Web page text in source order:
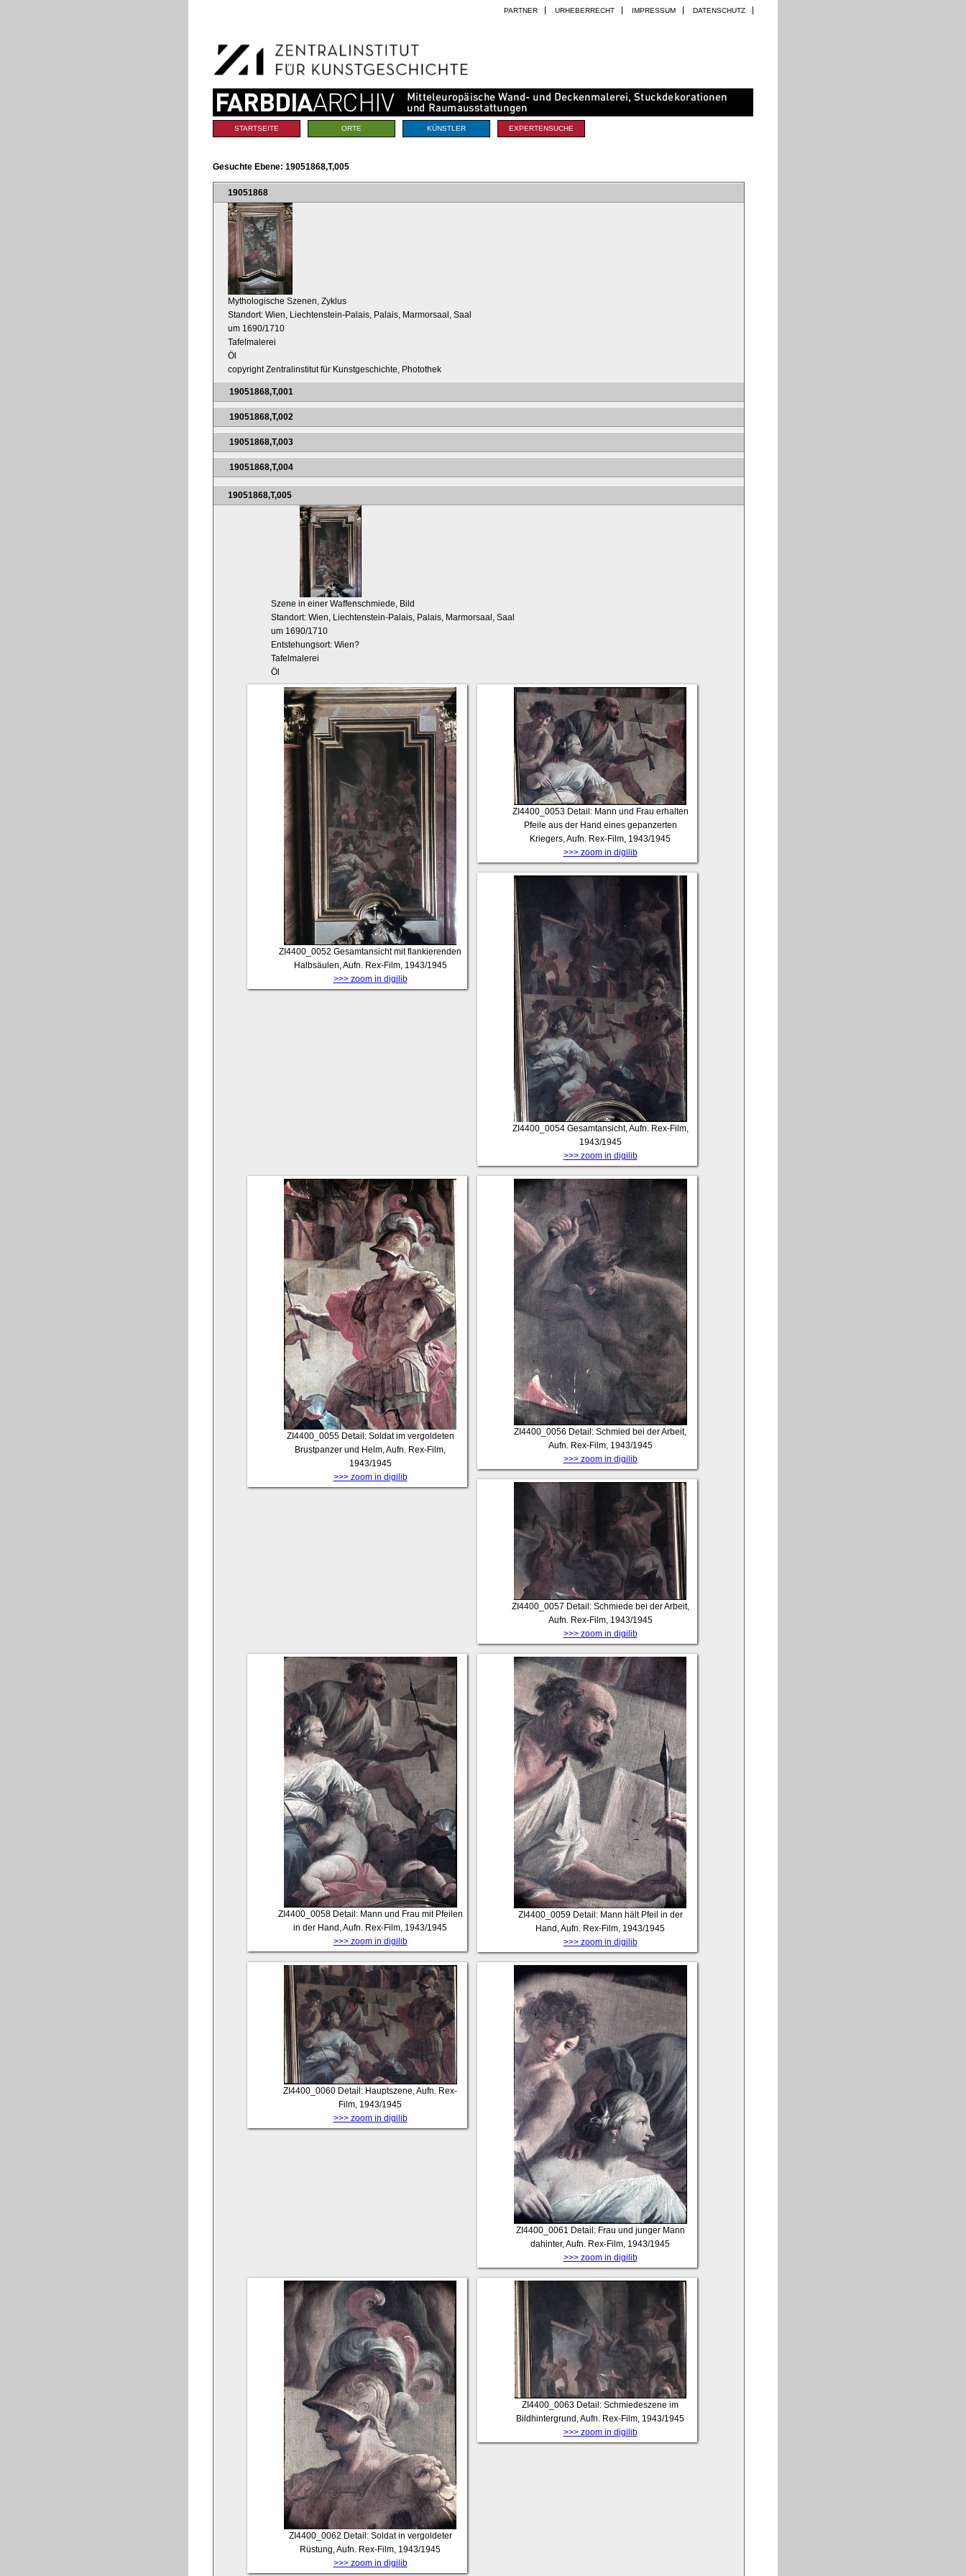
Navigation
PARTNER URHEBERRECHT IMPRESSUM DATENSCHUTZ
Sektionen
STARTSEITE ORTE KÜNSTLER EXPERTENSUCHE
Gesuchte Ebene: 19051868,T,005
19051868
Mythologische Szenen, Zyklus
Standort: Wien, Liechtenstein-Palais, Palais, Marmorsaal, Saal
um 1690/1710
Tafelmalerei
Öl
copyright Zentralinstitut für Kunstgeschichte, Photothek
19051868,T,001
19051868,T,002
19051868,T,003
19051868,T,004
19051868,T,005
Szene in einer Waffenschmiede, Bild
Standort: Wien, Liechtenstein-Palais, Palais, Marmorsaal, Saal
um 1690/1710
Entstehungsort: Wien?
Tafelmalerei
Öl
ZI4400_0052 Gesamtansicht mit flankierenden
Halbsäulen, Aufn. Rex-Film, 1943/1945
>>> zoom in digilib
ZI4400_0053 Detail: Mann und Frau erhalten
Pfeile aus der Hand eines gepanzerten
Kriegers, Aufn. Rex-Film, 1943/1945
>>> zoom in digilib
ZI4400_0054 Gesamtansicht, Aufn. Rex-Film,
1943/1945
>>> zoom in digilib
ZI4400_0055 Detail: Soldat im vergoldeten
Brustpanzer und Helm, Aufn. Rex-Film,
1943/1945
>>> zoom in digilib
ZI4400_0056 Detail: Schmied bei der Arbeit,
Aufn. Rex-Film, 1943/1945
>>> zoom in digilib
ZI4400_0057 Detail: Schmiede bei der Arbeit,
Aufn. Rex-Film, 1943/1945
>>> zoom in digilib
ZI4400_0058 Detail: Mann und Frau mit Pfeilen
in der Hand, Aufn. Rex-Film, 1943/1945
>>> zoom in digilib
ZI4400_0059 Detail: Mann hält Pfeil in der
Hand, Aufn. Rex-Film, 1943/1945
>>> zoom in digilib
ZI4400_0060 Detail: Hauptszene, Aufn. Rex-
Film, 1943/1945
>>> zoom in digilib
ZI4400_0061 Detail: Frau und junger Mann
dahinter, Aufn. Rex-Film, 1943/1945
>>> zoom in digilib
ZI4400_0062 Detail: Soldat in vergoldeter
Rüstung, Aufn. Rex-Film, 1943/1945
>>> zoom in digilib
ZI4400_0063 Detail: Schmiedeszene im
Bildhintergrund, Aufn. Rex-Film, 1943/1945
>>> zoom in digilib